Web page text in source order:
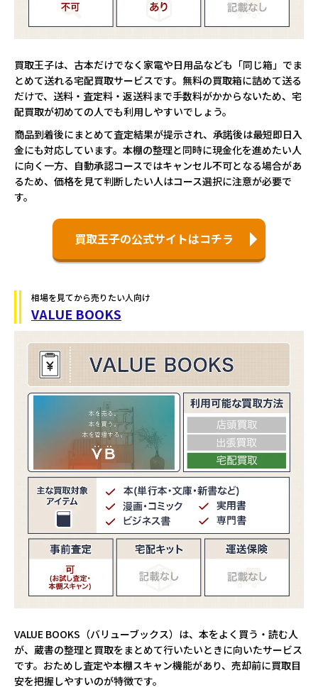
買取王子は、古本だけでなく家電や日用品なども「同じ箱」でま
とめて送れる宅配買取サービスです。無料の買取箱に詰めて送る
だけで、送料・査定料・返送料まで手数料がかからないため、宅
配買取が初めての人でも利用しやすいでしょう。
商品到着後にまとめて査定結果が提示され、承諾後は最短即日入
金にも対応しています。本棚の整理と同時に現金化を進めたい人
に向く一方、自動承認コースではキャンセル不可となる場合があ
るため、価格を見て判断したい人はコース選択に注意が必要で
す。
買取王子の公式サイトはコチラ
相場を見てから売りたい人向け
VALUE BOOKS
VALUE BOOKS（バリューブックス）は、本をよく買う・読む人
が、蔵書の整理と買取をまとめて行いたいときに向いたサービス
です。おためし査定や本棚スキャン機能があり、売却前に買取目
安を把握しやすいのが特徴です。